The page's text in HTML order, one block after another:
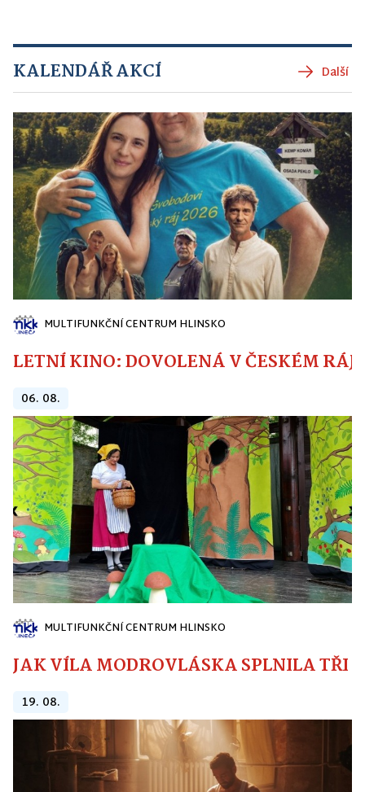
KALENDÁŘ AKCÍ Další
MULTIFUNKČNÍ CENTRUM HLINSKO
LETNÍ KINO: DOVOLENÁ V ČESKÉM RÁJI
06. 08.
MULTIFUNKČNÍ CENTRUM HLINSKO
JAK VÍLA MODROVLÁSKA SPLNILA
19. 08.